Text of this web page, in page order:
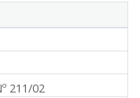
211/02